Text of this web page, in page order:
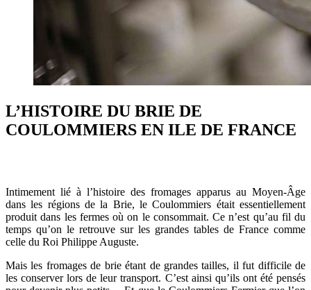
L’HISTOIRE DU BRIE DE
COULOMMIERS EN ILE DE FRANCE
Intimement lié à l’histoire des fromages apparus au Moyen-Âge
dans les régions de la Brie, le Coulommiers était essentiellement
produit dans les fermes où on le consommait. Ce n’est qu’au fil du
temps qu’on le retrouve sur les grandes tables de France comme
celle du Roi Philippe Auguste.
Mais les fromages de brie étant de grandes tailles, il fut difficile de
les conserver lors de leur transport. C’est ainsi qu’ils ont été pensés